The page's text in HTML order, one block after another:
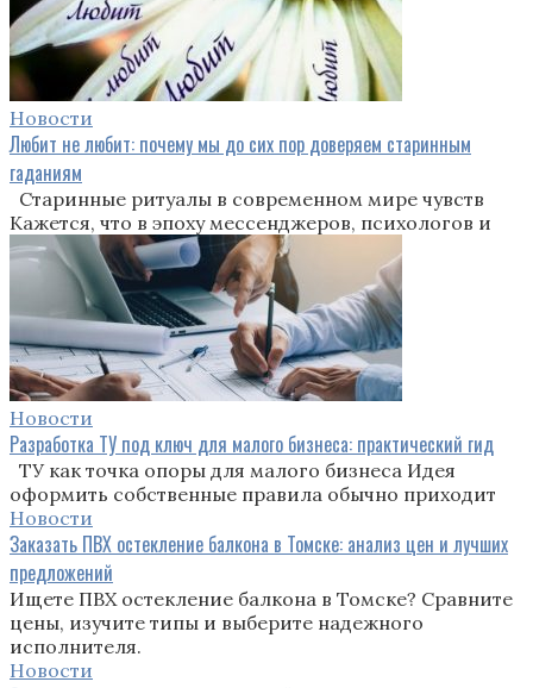
Новости
Любит не любит: почему мы до сих пор доверяем старинным
гаданиям
Старинные ритуалы в современном мире чувств
Кажется, что в эпоху мессенджеров, психологов и
Новости
Разработка ТУ под ключ для малого бизнеса: практический гид
ТУ как точка опоры для малого бизнеса Идея
оформить собственные правила обычно приходит
Новости
Заказать ПВХ остекление балкона в Томске: анализ цен и лучших
предложений
Ищете ПВХ остекление балкона в Томске? Сравните
цены, изучите типы и выберите надежного
исполнителя.
Новости